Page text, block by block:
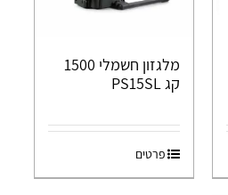
מלגזון חשמלי 1500
קג PS15SL
פרטים